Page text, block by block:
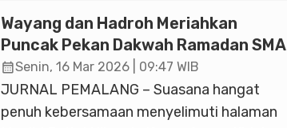
untuk Pendidikan Demokrasi” bagi para
pendidik tingkat Sekolah Menengah Atas
(SMA). Kegiatan ini berlangsung selama tiga
hari, mulai Senin hingga Rabu, 4–6 Mei 2026,
bertempat di Hotel Santika Premier Slipi.
Wayang dan Hadroh Meriahkan
Puncak Pekan Dakwah Ramadan SMA
Muhammadiyah 1 Purwokerto
calendar_monthSenin, 16 Mar 2026 | 09:47 WIB
JURNAL PEMALANG – Suasana hangat
penuh kebersamaan menyelimuti halaman